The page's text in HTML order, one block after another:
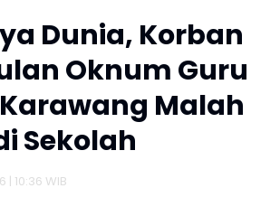
Dunia, Korban
Oknum Guru
Malah
Sekolah
| 10:36 WIB